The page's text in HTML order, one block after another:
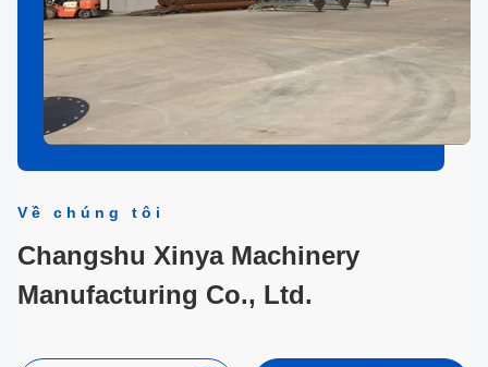
Về chúng tôi
Changshu Xinya Machinery
Manufacturing Co., Ltd.